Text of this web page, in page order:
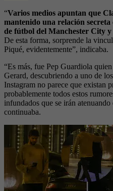
“Varios medios apuntan que
mantenido una relación
de fútbol del Manchester City
De esta forma, sorprende la
Piqué, evidentemente”, indicaba.
“Es más, fue Pep Guardiola
Gerard, descubriendo a uno de
Instagram no parece que existan
probablemente todos estos
infundados que se irán atenuando
continuaba.